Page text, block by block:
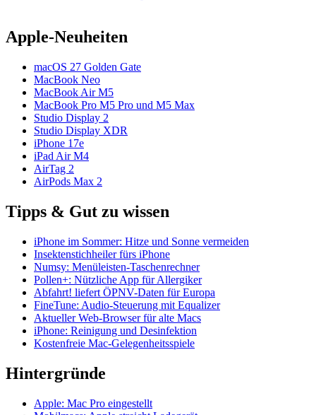
Apple-Neuheiten
macOS 27 Golden Gate
MacBook Neo
MacBook Air M5
MacBook Pro M5 Pro und M5 Max
Studio Display 2
Studio Display XDR
iPhone 17e
iPad Air M4
AirTag 2
AirPods Max 2
Tipps & Gut zu wissen
iPhone im Sommer: Hitze und Sonne vermeiden
Insektenstichheiler fürs iPhone
Numsy: Menüleisten-Taschenrechner
Pollen+: Nützliche App für Allergiker
Abfahrt! liefert ÖPNV-Daten für Europa
FineTune: Audio-Steuerung mit Equalizer
Aktueller Web-Browser für alte Macs
iPhone: Reinigung und Desinfektion
Kostenfreie Mac-Gelegenheitsspiele
Hintergründe
Apple: Mac Pro eingestellt